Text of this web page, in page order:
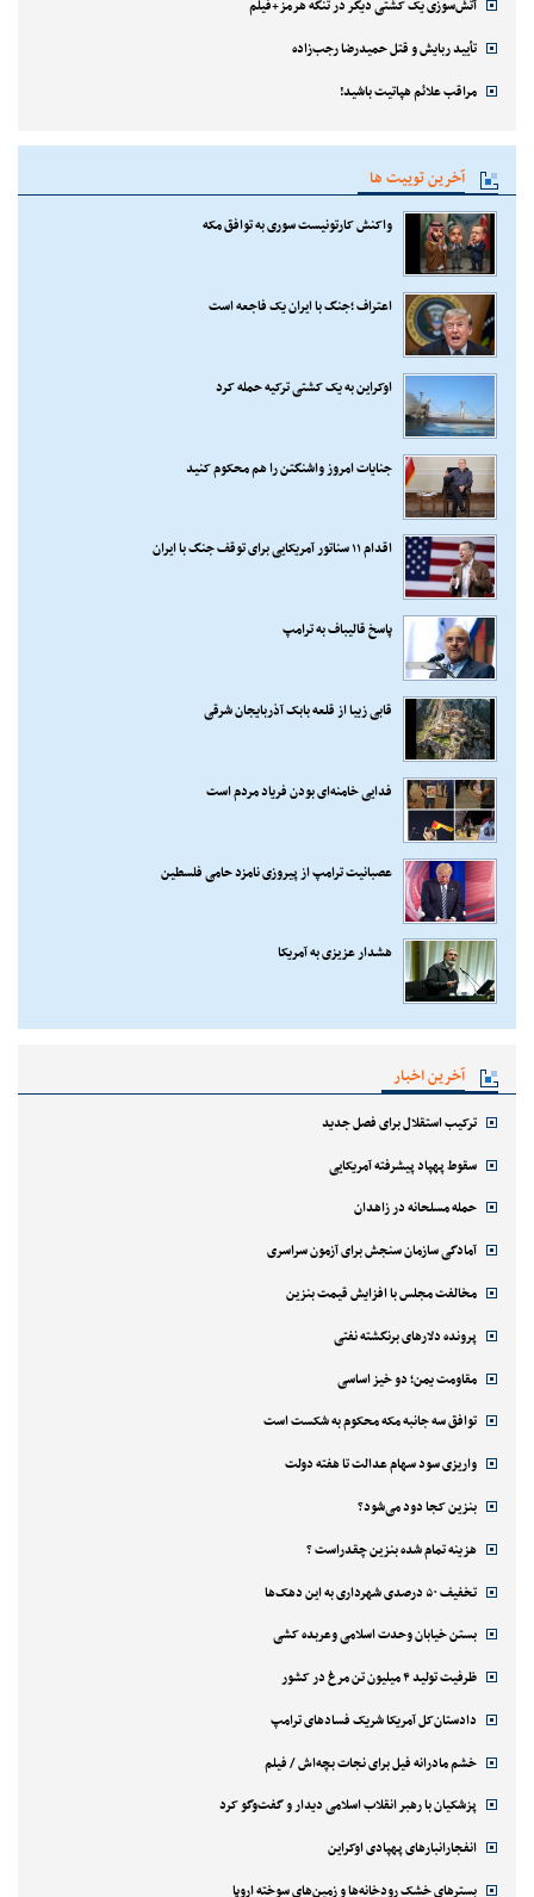
آتش‌سوزی یک کشتی دیگر در تنگه هرمز+فیلم
تأیید ربایش و قتل حمیدرضا رجب‌زاده
مراقب علائم هپاتیت باشید!
آخرین توییت ها
واکنش کارتونیست سوری به توافق مکه
اعتراف ؛جنگ با ایران یک فاجعه است
اوکراین به یک کشتی ترکیه حمله کرد
جنایات امروز واشنگتن را هم محکوم کنید
اقدام ۱۱ سناتور آمریکایی برای توقف جنگ با ایران
پاسخ قالیباف به ترامپ
قابی زیبا از قلعه بابک آذربایجان شرقی
فدایی خامنه‌ای بودن فریاد مردم است
عصبانیت ترامپ از پیروزی نامزد حامی فلسطین
هشدار عزیزی به آمریکا
آخرین اخبار
ترکیب استقلال برای فصل جدید
سقوط پهپاد پیشرفته آمریکایی
حمله مسلحانه در زاهدان
آمادگی سازمان سنجش برای آزمون سراسری
مخالفت مجلس با افزایش قیمت بنزین
پرونده دلارهای برنگشته نفتی
مقاومت یمن؛ دو خیز اساسی
توافق سه جانبه مکه محکوم به شکست است
واریزی سود سهام عدالت تا هفته دولت
بنزین کجا دود می‌شود؟
هزینه تمام شده بنزین چقدراست ؟
تخفیف ۵۰ درصدی شهرداری به این دهک‌ها
بستن خیابان وحدت اسلامی وعربده کشی
ظرفیت تولید ۴ میلیون تن مرغ در کشور
دادستان‌کل آمریکا شریک فسادهای ترامپ
خشم مادرانه فیل برای نجات بچه‌اش / فیلم
پزشکیان با رهبر انقلاب اسلامی دیدار و گفت‌وگو کرد
انفجارانبارهای پهپادی اوکراین
بسترهای خشک رودخانه‌ها و زمین‌های سوخته اروپا